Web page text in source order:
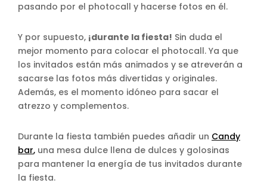
pasando por el photocall y hacerse fotos en él.
Y por supuesto, ¡durante la fiesta! Sin duda el
mejor momento para colocar el photocall. Ya que
los invitados están más animados y se atreverán a
sacarse las fotos más divertidas y originales.
Además, es el momento idóneo para sacar el
atrezzo y complementos.
Durante la fiesta también puedes añadir un Candy
bar, una mesa dulce llena de dulces y golosinas
para mantener la energía de tus invitados durante
la fiesta.